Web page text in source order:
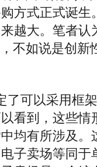
方式正式诞生
越大。笔者认
不如说是创新
了可以采用框
看到，这些情
均有所涉及。
子卖场等同于